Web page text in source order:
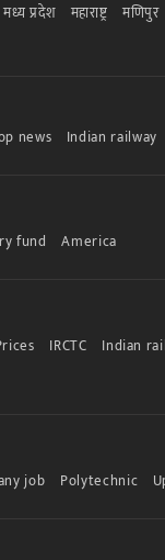
मध्य प्रदेश महाराष्ट्र मणिपुर
news Indian railway
fund America
IRCTC Indian
job Polytechnic